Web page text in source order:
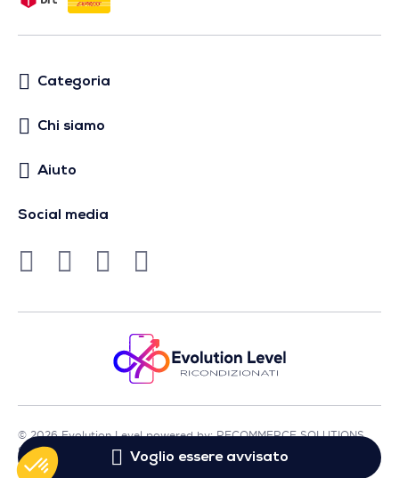
Voglio essere avvisato
Categoria
Chi siamo
Aiuto
Social media
© 2026 Evolution Level powered by: RECOMMERCE SOLUTIONS
SA - Sede in Avenue Lénine, 54 - 94250 Gentilly - Francia
- P.IVA FR01513969402 - Tutti i diritti riservati